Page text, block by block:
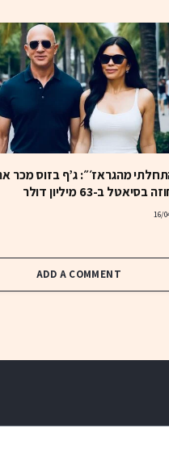
מהגראז׳״: ג’ף בזוס מכר
ב-63 מיליון דולר
16/
ADD A COMMENT